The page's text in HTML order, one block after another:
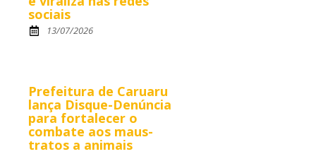
sociais
13/07/2026
Prefeitura de Caruaru
lança Disque-Denúncia
para fortalecer o
combate aos maus-
tratos a animais